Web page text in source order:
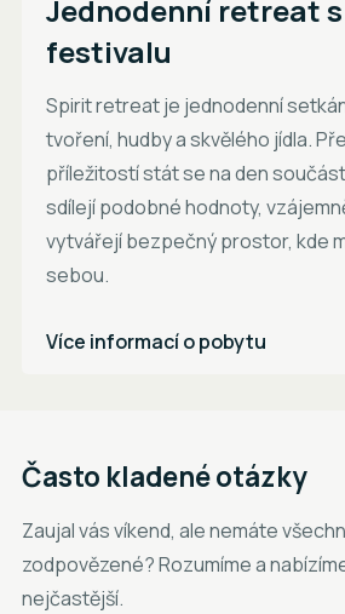
Jednodenní retreat
festivalu
Spirit retreat je jednodenní
tvoření, hudby a skvělého jídla.
příležitostí stát se na den
sdílejí podobné hodnoty,
vytvářejí bezpečný prostor, kde
sebou.
Více informací o pobytu
Často kladené otázky
Zaujal vás víkend, ale nemáte
zodpovězené? Rozumíme a
nejčastější.